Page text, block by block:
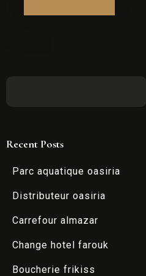
Recent Posts
Parc aquatique oasiria
Distributeur oasiria
Carrefour almazar
Change hotel farouk
Boucherie frikiss